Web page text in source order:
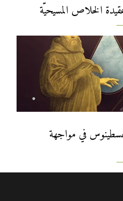
الخلاص المسيحيّة
في مواجهة